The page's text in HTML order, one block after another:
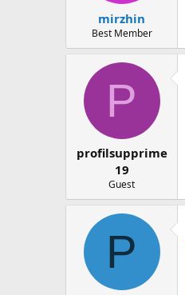
mirzhin
Best Member
P
profilsupprime
19
Guest
P